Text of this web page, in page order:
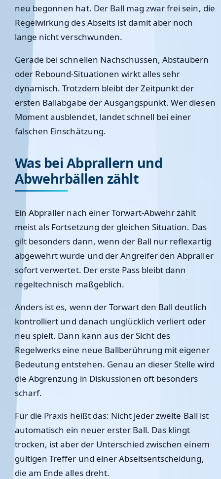
neu begonnen hat. Der Ball mag zwar frei sein, die
Regelwirkung des Abseits ist damit aber noch
lange nicht verschwunden.
Gerade bei schnellen Nachschüssen, Abstaubern
oder Rebound-Situationen wirkt alles sehr
dynamisch. Trotzdem bleibt der Zeitpunkt der
ersten Ballabgabe der Ausgangspunkt. Wer diesen
Moment ausblendet, landet schnell bei einer
falschen Einschätzung.
Was bei Abprallern und
Abwehrbällen zählt
Ein Abpraller nach einer Torwart-Abwehr zählt
meist als Fortsetzung der gleichen Situation. Das
gilt besonders dann, wenn der Ball nur reflexartig
abgewehrt wurde und der Angreifer den Abpraller
sofort verwertet. Der erste Pass bleibt dann
regeltechnisch maßgeblich.
Anders ist es, wenn der Torwart den Ball deutlich
kontrolliert und danach unglücklich verliert oder
neu spielt. Dann kann aus der Sicht des
Regelwerks eine neue Ballberührung mit eigener
Bedeutung entstehen. Genau an dieser Stelle wird
die Abgrenzung in Diskussionen oft besonders
scharf.
Für die Praxis heißt das: Nicht jeder zweite Ball ist
automatisch ein neuer erster Ball. Das klingt
trocken, ist aber der Unterschied zwischen einem
gültigen Treffer und einer Abseitsentscheidung,
die am Ende alles dreht.